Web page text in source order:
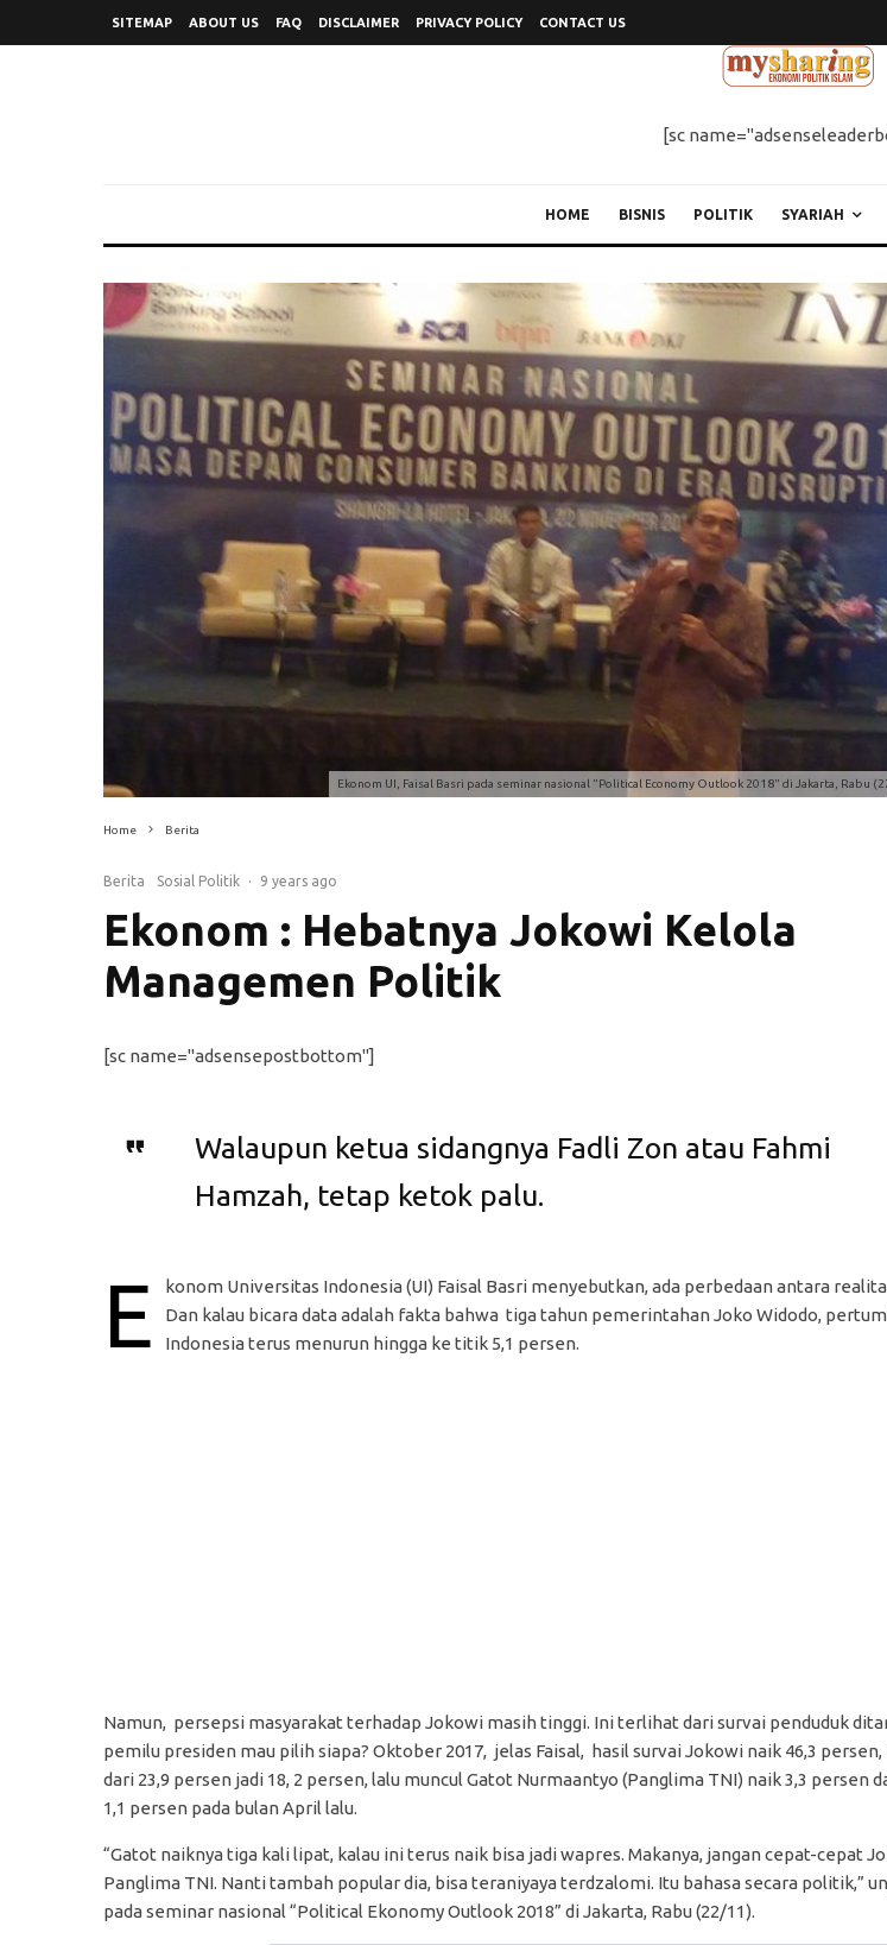
SITEMAP ABOUT US FAQ DISCLAIMER PRIVACY POLICY CONTACT US
[sc
HOME BISNIS POLITIK SYARIAH
Ekonom UI, Faisal Basri pada seminar nasional "Political Economy Outlook 2018" di Jakarta, Rabu
Home Berita
Berita Sosial Politik · 9 years ago
Ekonom : Hebatnya Jokowi Kelola
Managemen Politik
[sc name="adsensepostbottom"]
Walaupun ketua sidangnya Fadli Zon atau Fahmi
Hamzah, tetap ketok palu.
E
konom Universitas Indonesia (UI) Faisal Basri menyebutkan, ada perbedaan antara
Dan kalau bicara data adalah fakta bahwa tiga tahun pemerintahan Joko Widodo,
Indonesia terus menurun hingga ke titik 5,1 persen.
Namun, persepsi masyarakat terhadap Jokowi masih tinggi. Ini terlihat dari survai penduduk
pemilu presiden mau pilih siapa? Oktober 2017, jelas Faisal, hasil survai Jokowi naik 46,3
dari 23,9 persen jadi 18, 2 persen, lalu muncul Gatot Nurmaantyo (Panglima TNI) naik 3,3 persen
1,1 persen pada bulan April lalu.
“Gatot naiknya tiga kali lipat, kalau ini terus naik bisa jadi wapres. Makanya, jangan cepat-cepat
Panglima TNI. Nanti tambah popular dia, bisa teraniyaya terdzalomi. Itu bahasa secara politik,”
pada seminar nasional “Political Ekonomy Outlook 2018” di Jakarta, Rabu (22/11).